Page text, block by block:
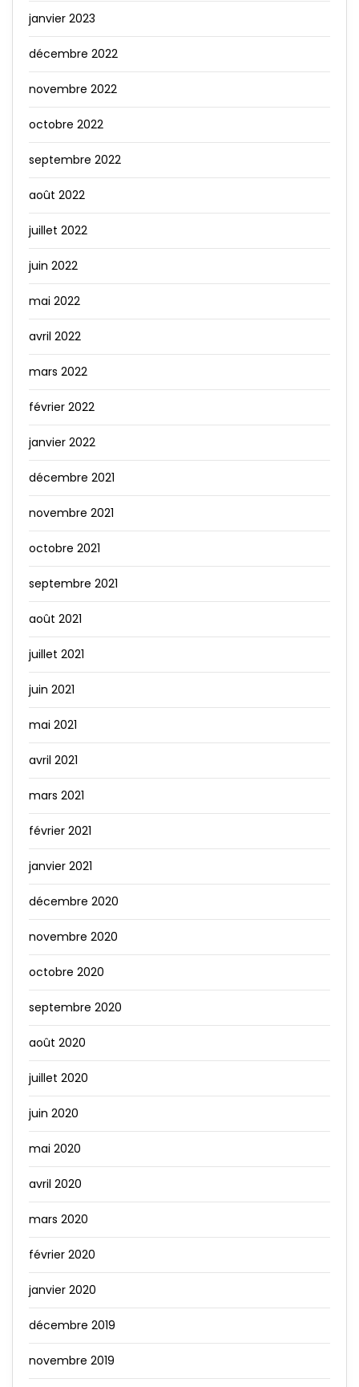
janvier 2023
décembre 2022
novembre 2022
octobre 2022
septembre 2022
août 2022
juillet 2022
juin 2022
mai 2022
avril 2022
mars 2022
février 2022
janvier 2022
décembre 2021
novembre 2021
octobre 2021
septembre 2021
août 2021
juillet 2021
juin 2021
mai 2021
avril 2021
mars 2021
février 2021
janvier 2021
décembre 2020
novembre 2020
octobre 2020
septembre 2020
août 2020
juillet 2020
juin 2020
mai 2020
avril 2020
mars 2020
février 2020
janvier 2020
décembre 2019
novembre 2019